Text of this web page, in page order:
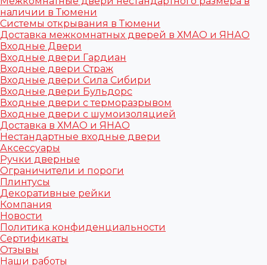
наличии в Тюмени
Системы открывания в Тюмени
Доставка межкомнатных дверей в ХМАО и ЯНАО
Входные Двери
Входные двери Гардиан
Входные двери Страж
Входные двери Сила Сибири
Входные двери Бульдорс
Входные двери с терморазрывом
Входные двери с шумоизоляцией
Доставка в ХМАО и ЯНАО
Нестандартные входные двери
Аксессуары
Ручки дверные
Ограничители и пороги
Плинтусы
Декоративные рейки
Компания
Новости
Политика конфиденциальности
Сертификаты
Отзывы
Наши работы